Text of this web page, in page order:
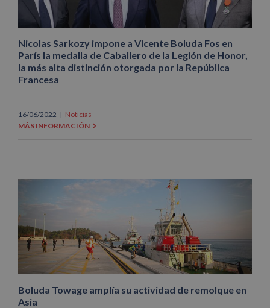
Nicolas Sarkozy impone a Vicente Boluda Fos en
París la medalla de Caballero de la Legión de Honor,
la más alta distinción otorgada por la República
Francesa
16/06/2022 | Noticias
MÁS INFORMACIÓN
Boluda Towage amplía su actividad de remolque en
Asia